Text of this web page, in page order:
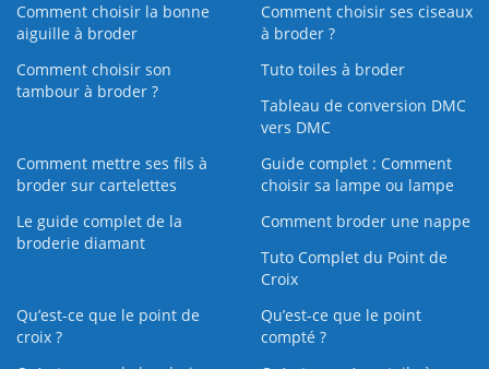
Comment choisir la bonne
aiguille à broder
Comment choisir ses ciseaux
à broder ?
Comment choisir son
tambour à broder ?
Tuto toiles à broder
Tableau de conversion DMC
vers DMC
Comment mettre ses fils à
broder sur cartelettes
Guide complet : Comment
choisir sa lampe ou lampe
Le guide complet de la
broderie diamant
Comment broder une nappe
Tuto Complet du Point de
Croix
Qu’est-ce que le point de
croix ?
Qu’est-ce que le point
compté ?